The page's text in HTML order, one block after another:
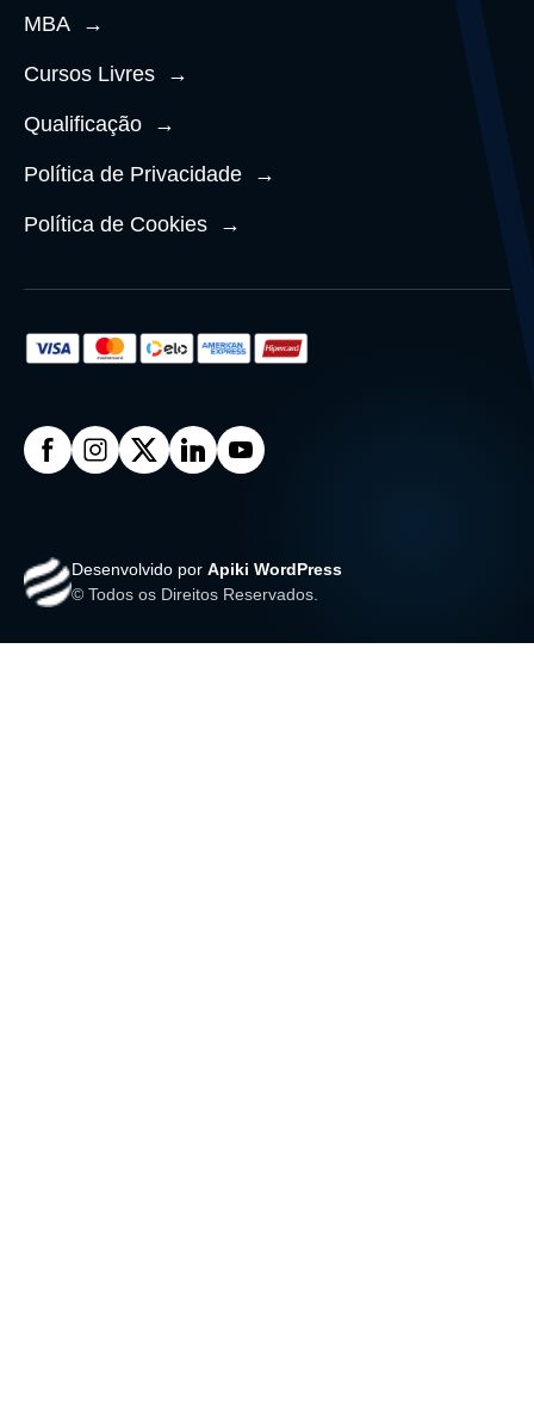
MBA →
Cursos Livres →
Qualificação →
Política de Privacidade →
Política de Cookies →
Desenvolvido por Apiki WordPress
© Todos os Direitos Reservados.